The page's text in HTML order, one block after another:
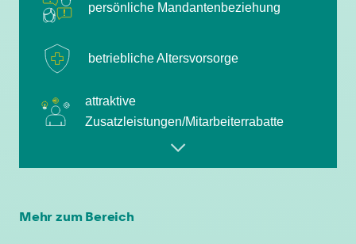
persönliche Mandantenbeziehung
betriebliche Altersvorsorge
attraktive
Zusatzleistungen/Mitarbeiterrabatte
flexible Arbeitszeiten
Mehr zum Bereich